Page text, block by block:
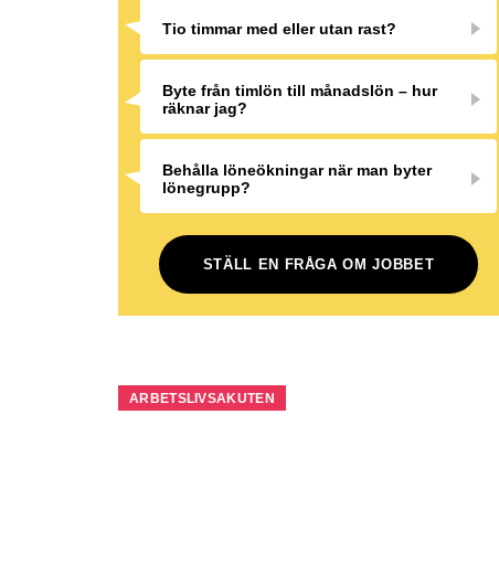
Tio timmar med eller utan rast?
Byte från timlön till månadslön – hur
räknar jag?
Behålla löneökningar när man byter
lönegrupp?
STÄLL EN FRÅGA OM JOBBET
ARBETSLIVSAKUTEN